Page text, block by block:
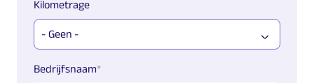
Kilometrage
Bedrijfsnaam